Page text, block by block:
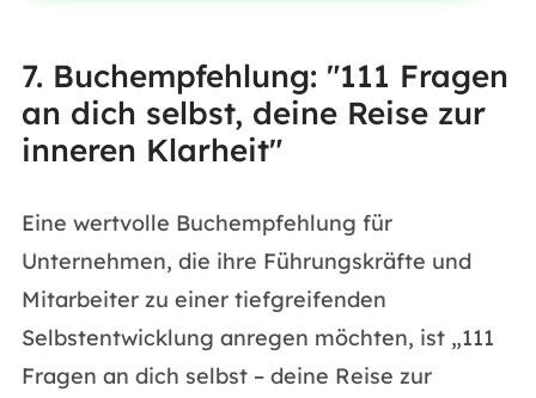
7. Buchempfehlung: "111 Fragen
an dich selbst, deine Reise zur
inneren Klarheit"
Eine wertvolle Buchempfehlung für
Unternehmen, die ihre Führungskräfte und
Mitarbeiter zu einer tiefgreifenden
Selbstentwicklung anregen möchten, ist „111
Fragen an dich selbst – deine Reise zur